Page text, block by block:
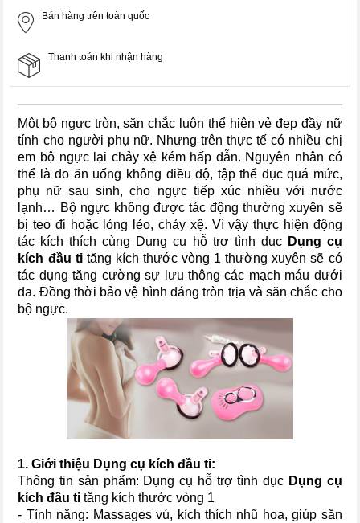
Bán hàng trên toàn quốc
Thanh toán khi nhận hàng
Một bộ ngực tròn, săn chắc luôn thể hiện vẻ đẹp đầy nữ
tính cho người phụ nữ. Nhưng trên thực tế có nhiều chị
em bộ ngực lại chảy xệ kém hấp dẫn. Nguyên nhân có
thể là do ăn uống không điều độ, tập thể dục quá mức,
phụ nữ sau sinh, cho ngực tiếp xúc nhiều với nước
lạnh… Bộ ngực không được tác động thường xuyên sẽ
bị teo đi hoặc lỏng lẻo, chảy xệ. Vì vậy thực hiện động
tác kích thích cùng Dụng cụ hỗ trợ tình dục Dụng cụ
kích đầu tităng kích thước vòng 1 thường xuyên sẽ có
tác dụng tăng cường sự lưu thông các mạch máu dưới
da. Đồng thời bảo vệ hình dáng tròn trịa và săn chắc cho
bộ ngực.
1. Giới thiệu Dụng cụ kích đầu ti:
Thông tin sản phẩm: Dụng cụ hỗ trợ tình dục Dụng cụ
kích đầu ti tăng kích thước vòng 1
- Tính năng: Massages vú, kích thích nhũ hoa, giúp săn